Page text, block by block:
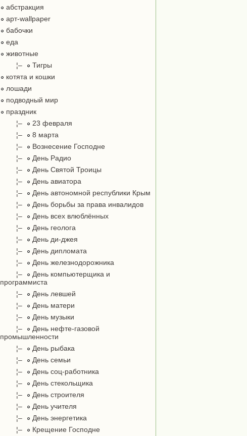
абстракция
арт-wallpaper
бабочки
еда
животные
¦–
Тигры
котята и кошки
лошади
подводный мир
праздник
¦–
23 февраля
¦–
8 марта
¦–
Вознесение Господне
¦–
День Радио
¦–
День Святой Троицы
¦–
День авиатора
¦–
День автономной республики Крым
¦–
День борьбы за права инвалидов
¦–
День всех влюблённых
¦–
День геолога
¦–
День ди-джея
¦–
День дипломата
¦–
День железнодорожника
¦–
День компьютерщика и
программиста
¦–
День левшей
¦–
День матери
¦–
День музыки
¦–
День нефте-газовой
промышленности
¦–
День рыбака
¦–
День семьи
¦–
День соц-работника
¦–
День стекольщика
¦–
День строителя
¦–
День учителя
¦–
День энергетика
¦–
Крещение Господне